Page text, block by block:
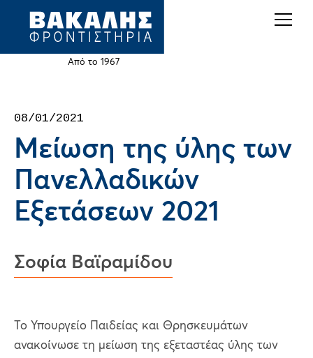
Jump
Από το 1967
top
08/01/2021
Μείωση της ύλης των
Πανελλαδικών
Εξετάσεων 2021
Σοφία Βαϊραμίδου
Το Υπουργείο Παιδείας και Θρησκευμάτων
ανακοίνωσε τη μείωση της εξεταστέας ύλης των